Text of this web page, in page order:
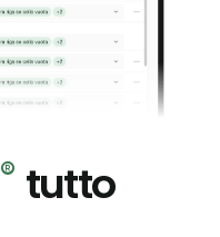
® tutto